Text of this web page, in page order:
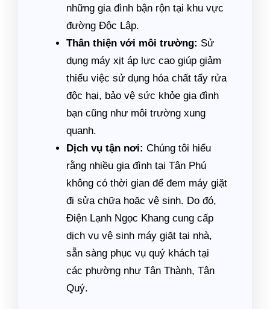
những gia đình bận rộn tại khu vực
đường Độc Lập.
Thân thiện với môi trường: Sử
dụng máy xịt áp lực cao giúp giảm
thiểu việc sử dụng hóa chất tẩy rửa
độc hại, bảo vệ sức khỏe gia đình
bạn cũng như môi trường xung
quanh.
Dịch vụ tận nơi: Chúng tôi hiểu
rằng nhiều gia đình tại Tân Phú
không có thời gian để đem máy giặt
đi sửa chữa hoặc vệ sinh. Do đó,
Điện Lạnh Ngọc Khang cung cấp
dịch vụ vệ sinh máy giặt tại nhà,
sẵn sàng phục vụ quý khách tại
các phường như Tân Thành, Tân
Quý.